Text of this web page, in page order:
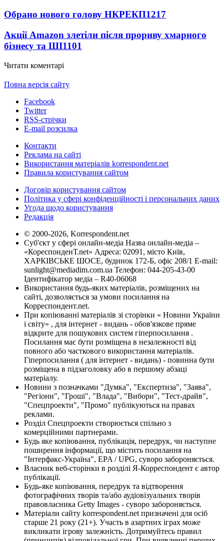
Обрано нового голову НКРЕКП1217
Акції Amazon злетіли після прориву хмарного
бізнесу та ШІ1101
Читати коментарі
Повна версія сайту
Facebook
Twitter
RSS-стрічки
E-mail розсилка
Контакти
Реклама на сайті
Використання матеріалів korrespondent.net
Правила користування сайтом
Договір користування сайтом
Політика у сфері конфіденційності і персональних даних
Угода щодо користування
Редакція
© 2000-2026, Korrespondent.net
Суб'єкт у сфері онлайн-медіа Назва онлайн-медіа –
«КореспонденТ.net» Адреса: 02091, місто Київ,
ХАРКІВСЬКЕ ШОСЕ, будинок 172-Б, офіс 208/1 E-mail:
sunlight@mediadim.com.ua Телефон: 044-205-43-00
Ідентифікатор медіа – R40-06068
Використання будь-яких матеріалів, розміщених на
сайті, дозволяється за умови посилання на
Корреспондент.net.
При копіюванні матеріалів зі сторінки « Новини України
і світу» , для інтернет - видань - обов'язкове пряме
відкрите для пошукових систем гіперпосилання .
Посилання має бути розміщена в незалежності від
повного або часткового використання матеріалів.
Гіперпосилання ( для інтернет - видань) - повинна бути
розміщена в підзаголовку або в першому абзаці
матеріалу.
Новини з позначками "Думка", "Експертиза", "Заява",
"Регіони", "Гроші", "Влада", "Вибори", "Тест-драйв",
"Спецпроекти", "Промо" публікуються на правах
реклами.
Розділ Спецпроекти створюється спільно з
комерційними партнерами.
Будь яке копіювання, публікація, передрук, чи наступне
поширення інформації, що містить посилання на
"Інтерфакс-Україна", EPA / UPG, суворо забороняється.
Власник веб-сторінки в розділі Я-Корреспондент є автор
публікації.
Будь-яке копіювання, передрук та відтворення
фотографічних творів та/або аудіовізуальних творів
правовласника Getty Images - суворо забороняється.
Матеріали сайту korrespondent.net призначені для осіб
старше 21 року (21+). Участь в азартних іграх може
викликати ігрову залежність. Дотримуйтесь правил